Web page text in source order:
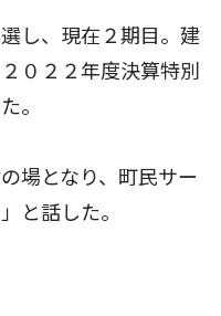
し、現在２期目。建
０２２年度決算特別
。
場となり、町民サー
と話した。